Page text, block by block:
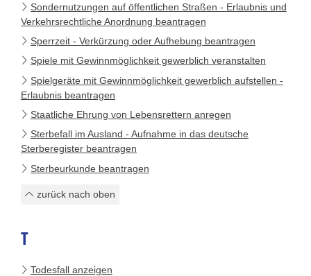
Sondernutzungen auf öffentlichen Straßen - Erlaubnis und
Verkehrsrechtliche Anordnung beantragen
Sperrzeit - Verkürzung oder Aufhebung beantragen
Spiele mit Gewinnmöglichkeit gewerblich veranstalten
Spielgeräte mit Gewinnmöglichkeit gewerblich aufstellen -
Erlaubnis beantragen
Staatliche Ehrung von Lebensrettern anregen
Sterbefall im Ausland - Aufnahme in das deutsche
Sterberegister beantragen
Sterbeurkunde beantragen
zurück nach oben
T
Todesfall anzeigen